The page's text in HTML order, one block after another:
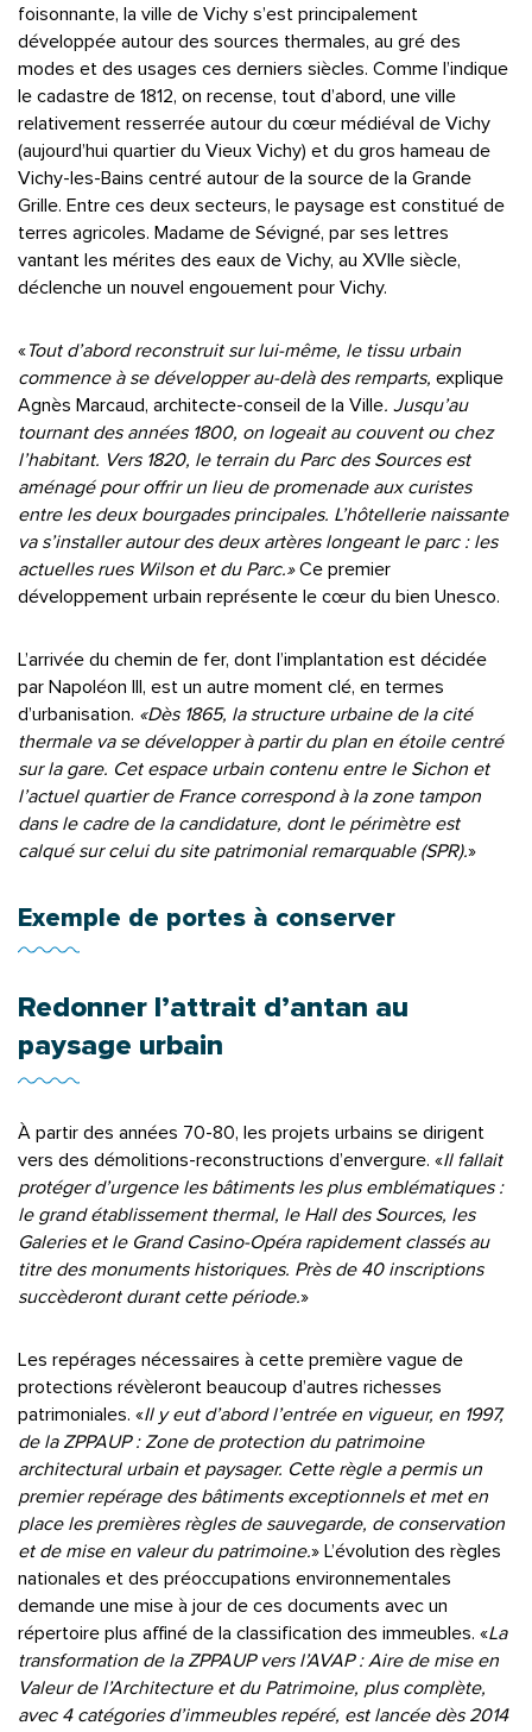
foisonnante, la ville de Vichy s’est principalement
développée autour des sources thermales, au gré des
modes et des usages ces derniers siècles. Comme l’indique
le cadastre de 1812, on recense, tout d’abord, une ville
relativement resserrée autour du cœur médiéval de Vichy
(aujourd’hui quartier du Vieux Vichy) et du gros hameau de
Vichy-les-Bains centré autour de la source de la Grande
Grille. Entre ces deux secteurs, le paysage est constitué de
terres agricoles. Madame de Sévigné, par ses lettres
vantant les mérites des eaux de Vichy, au XVIIe siècle,
déclenche un nouvel engouement pour Vichy.
«Tout d’abord reconstruit sur lui-même, le tissu urbain
commence à se développer au-delà des remparts, explique
Agnès Marcaud, architecte-conseil de la Ville. Jusqu’au
tournant des années 1800, on logeait au couvent ou chez
l’habitant. Vers 1820, le terrain du Parc des Sources est
aménagé pour offrir un lieu de promenade aux curistes
entre les deux bourgades principales. L’hôtellerie naissante
va s’installer autour des deux artères longeant le parc : les
actuelles rues Wilson et du Parc.»Ce premier
développement urbain représente le cœur du bien Unesco.
L’arrivée du chemin de fer, dont l’implantation est décidée
par Napoléon III, est un autre moment clé, en termes
d’urbanisation. «Dès 1865, la structure urbaine de la cité
thermale va se développer à partir du plan en étoile centré
sur la gare. Cet espace urbain contenu entre le Sichon et
l’actuel quartier de France correspond à la zone tampon
dans le cadre de la candidature, dont le périmètre est
calqué sur celui du site patrimonial remarquable (SPR).»
Exemple de portes à conserver
Redonner l’attrait d’antan au
paysage urbain
À partir des années 70-80, les projets urbains se dirigent
vers des démolitions-reconstructions d’envergure. «Il fallait
protéger d’urgence les bâtiments les plus emblématiques :
le grand établissement thermal, le Hall des Sources, les
Galeries et le Grand Casino-Opéra rapidement classés au
titre des monuments historiques. Près de 40 inscriptions
succèderont durant cette période.»
Les repérages nécessaires à cette première vague de
protections révèleront beaucoup d’autres richesses
patrimoniales. «Il y eut d’abord l’entrée en vigueur, en 1997,
de la ZPPAUP : Zone de protection du patrimoine
architectural urbain et paysager. Cette règle a permis un
premier repérage des bâtiments exceptionnels et met en
place les premières règles de sauvegarde, de conservation
et de mise en valeur du patrimoine.» L’évolution des règles
nationales et des préoccupations environnementales
demande une mise à jour de ces documents avec un
répertoire plus affiné de la classification des immeubles. «La
transformation de la ZPPAUP vers l’AVAP : Aire de mise en
Valeur de l’Architecture et du Patrimoine, plus complète,
avec 4 catégories d’immeubles repéré, est lancée dès 2014